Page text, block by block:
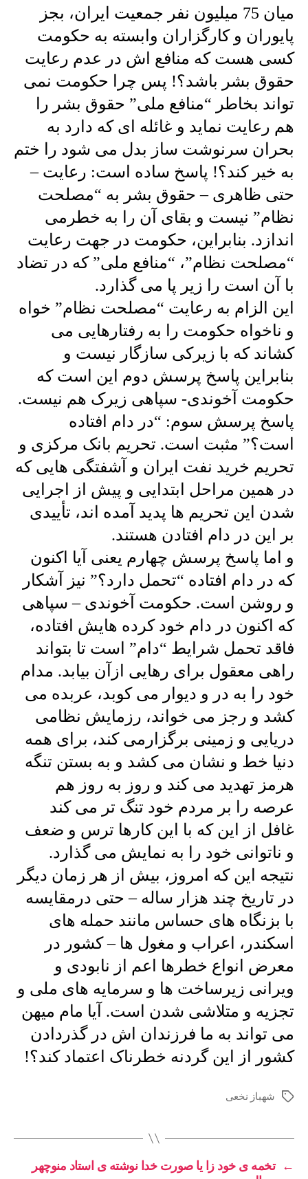
میان 75 میلیون نفر جمعیت ایران، بجز
پایوران و کارگزاران وابسته به حکومت
کسی هست که منافع اش در عدم رعایت
حقوق بشر باشد؟! پس چرا حکومت نمی
تواند بخاطر “منافع ملی” حقوق بشر را
هم رعایت نماید و غائله ای که دارد به
بحران سرنوشت ساز بدل می شود را ختم
به خیر کند؟! پاسخ ساده است: رعایت –
حتی ظاهری – حقوق بشر به “مصلحت
نظام” نیست و بقای آن را به خطرمی
اندازد. بنابراین، حکومت در جهت رعایت
“مصلحت نظام”، “منافع ملی” که در تضاد
با آن است را زیر پا می گذارد.
این الزام به رعایت “مصلحت نظام” خواه
و ناخواه حکومت را به رفتارهایی می
کشاند که با زیرکی سازگار نیست و
بنابراین پاسخ پرسش دوم این است که
حکومت آخوندی- سپاهی زیرک هم نیست.
پاسخ پرسش سوم: “در دام افتاده
است؟” مثبت است. تحریم بانک مرکزی و
تحریم خرید نفت ایران و آشفتگی هایی که
در همین مراحل ابتدایی و پیش از اجرایی
شدن این تحریم ها پدید آمده اند، تأییدی
بر این در دام افتادن هستند.
و اما پاسخ پرسش چهارم یعنی آیا اکنون
که در دام افتاده “تحمل دارد؟” نیز آشکار
و روشن است. حکومت آخوندی – سپاهی
که اکنون در دام خود کرده هایش افتاده،
فاقد تحمل شرایط “دام” است تا بتواند
راهی معقول برای رهایی ازآن بیابد. مدام
خود را به در و دیوار می کوبد، عربده می
کشد و رجز می خواند، رزمایش نظامی
دریایی و زمینی برگزارمی کند، برای همه
دنیا خط و نشان می کشد و به بستن تنگه
هرمز تهدید می کند و روز به روز هم
عرصه را بر مردم خود تنگ تر می کند
غافل از این که با این کارها ترس و ضعف
و ناتوانی خود را به نمایش می گذارد.
نتیجه این که امروز، بیش از هر زمان دیگر
در تاریخ چند هزار ساله – حتی درمقایسه
با بزنگاه های حساس مانند حمله های
اسکندر، اعراب و مغول ها – کشور در
معرض انواع خطرها اعم از نابودی و
ویرانی زیرساخت ها و سرمایه های ملی و
تجزیه و متلاشی شدن است. آیا مام میهن
می تواند به ما فرزندان اش در گذردادن
کشور از این گردنه خطرناک اعتماد کند؟!
برچسب‌هاشهباز نخعی
←
تخمه ی خود زا یا صورت خدا نوشته ی استاد منوچهر